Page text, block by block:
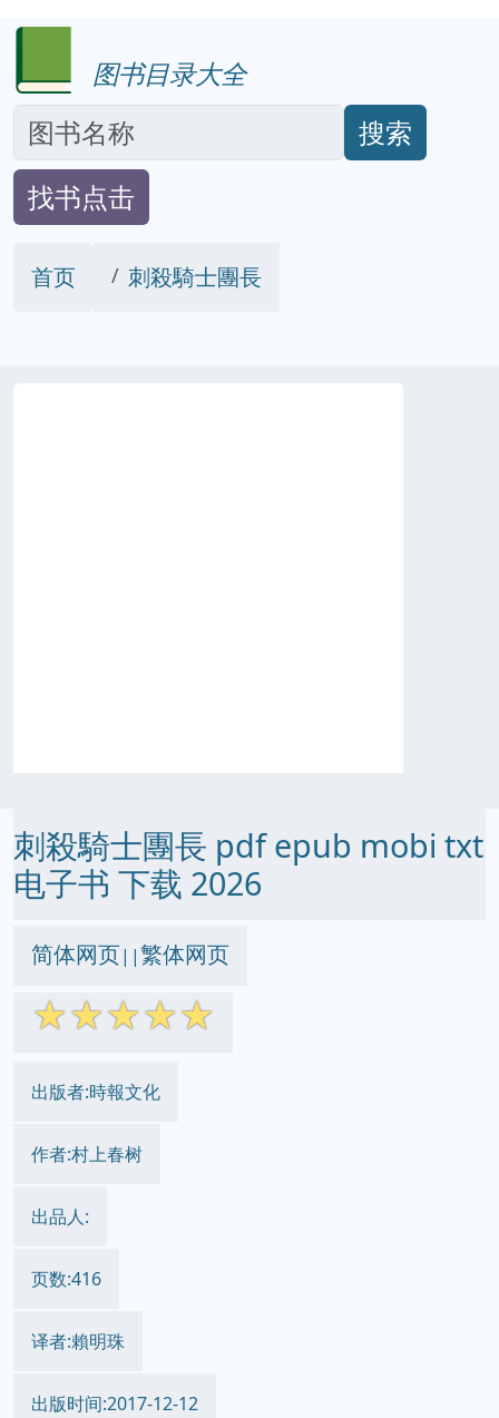
图书目录大全
搜索
找书点击
首页 刺殺騎士團長
刺殺騎士團長 pdf epub mobi txt
电子书 下载 2026
简体网页||繁体网页
☆☆☆☆☆
出版者:時報文化
作者:村上春树
出品人:
页数:416
译者:賴明珠
出版时间:2017-12-12